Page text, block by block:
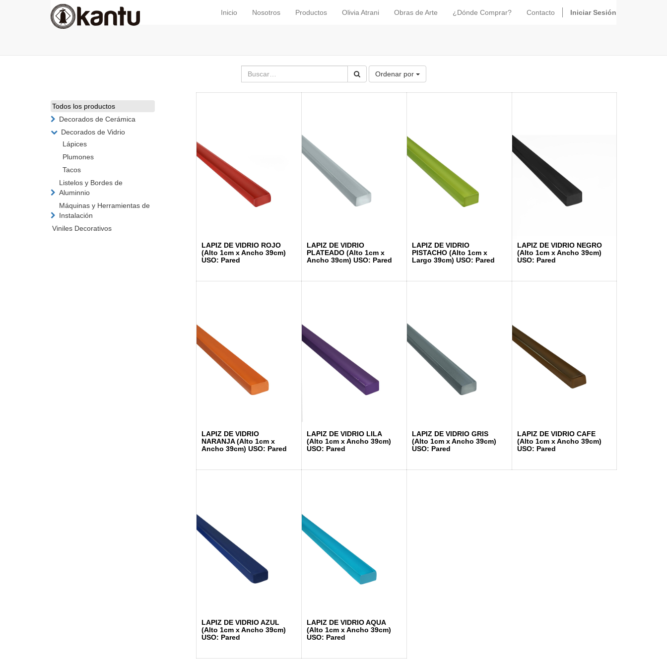
Inicio Nosotros Productos Olivia Atrani Obras de Arte ¿Dónde Comprar? Contacto Iniciar Sesión
Ordenar por
Todos los productos
Decorados de Cerámica
Decorados de Vidrio
Lápices
Plumones
Tacos
Listelos y Bordes de
Aluminnio
Máquinas y Herramientas de
Instalación
Viniles Decorativos
LAPIZ DE VIDRIO ROJO
(Alto 1cm x Ancho 39cm)
USO: Pared
LAPIZ DE VIDRIO
PLATEADO (Alto 1cm x
Ancho 39cm) USO: Pared
LAPIZ DE VIDRIO
PISTACHO (Alto 1cm x
Largo 39cm) USO: Pared
LAPIZ DE VIDRIO NEGRO
(Alto 1cm x Ancho 39cm)
USO: Pared
LAPIZ DE VIDRIO
NARANJA (Alto 1cm x
Ancho 39cm) USO: Pared
LAPIZ DE VIDRIO LILA
(Alto 1cm x Ancho 39cm)
USO: Pared
LAPIZ DE VIDRIO GRIS
(Alto 1cm x Ancho 39cm)
USO: Pared
LAPIZ DE VIDRIO CAFE
(Alto 1cm x Ancho 39cm)
USO: Pared
LAPIZ DE VIDRIO AZUL
(Alto 1cm x Ancho 39cm)
USO: Pared
LAPIZ DE VIDRIO AQUA
(Alto 1cm x Ancho 39cm)
USO: Pared